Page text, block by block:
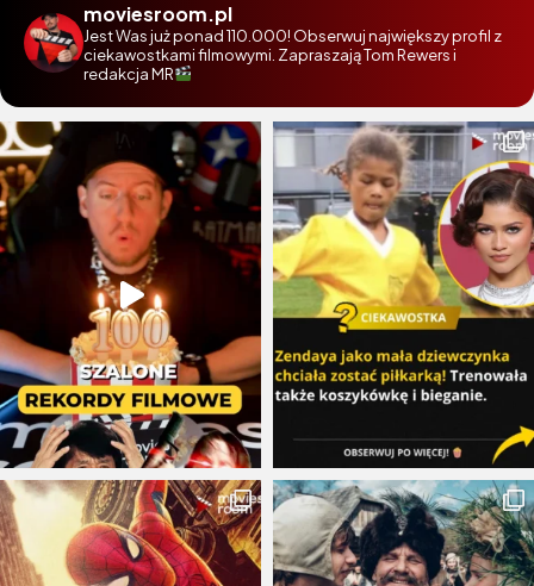
moviesroom.pl
Jest Was już ponad 110.000! Obserwuj największy profil z
ciekawostkami filmowymi. Zapraszają Tom Rewers i
redakcja MR